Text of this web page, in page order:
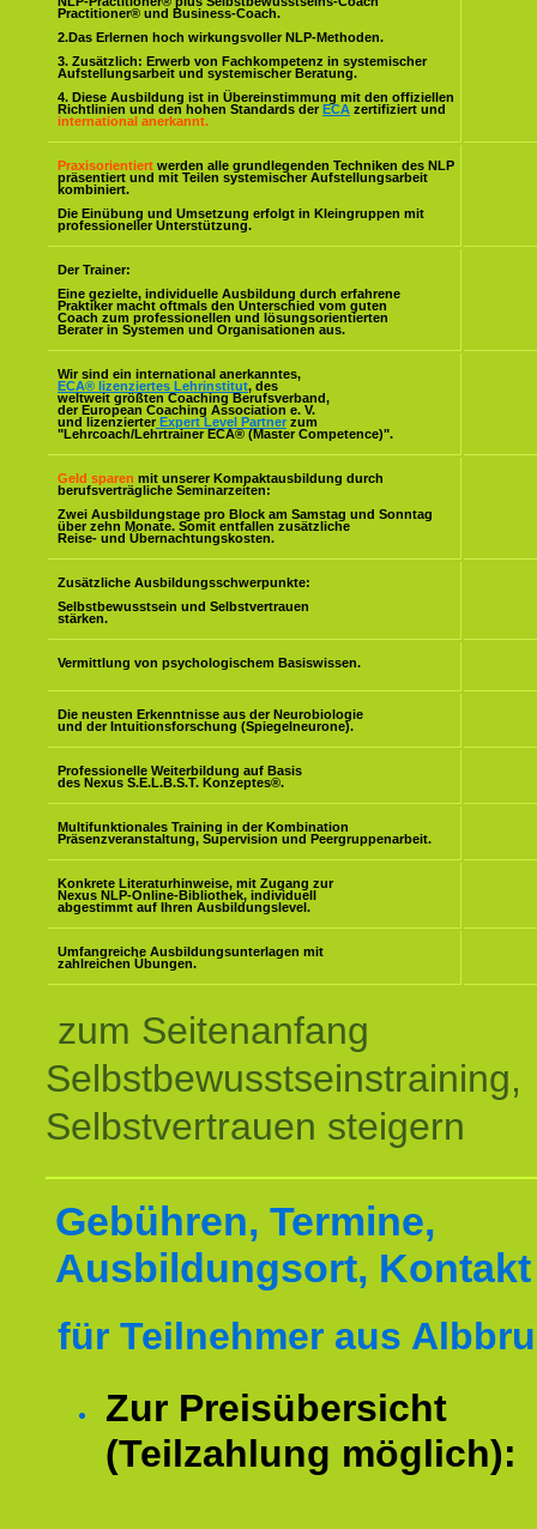
Practitioner® und Business-Coach.
2.Das Erlernen hoch wirkungsvoller NLP-Methoden.
3. Zusätzlich: Erwerb von Fachkompetenz in systemischer
Aufstellungsarbeit und systemischer Beratung.
4. Diese Ausbildung ist in Übereinstimmung mit den offiziellen
Richtlinien und den hohen Standards der ECA zertifiziert und
international anerkannt.
Praxisorientiert werden alle grundlegenden Techniken des NLP
präsentiert und mit Teilen systemischer Aufstellungsarbeit
kombiniert.
Die Einübung und Umsetzung erfolgt in Kleingruppen mit
professioneller Unterstützung.
Der Trainer:
Eine gezielte, individuelle Ausbildung durch erfahrene
Praktiker macht oftmals den Unterschied vom guten
Coach zum professionellen und lösungsorientierten
Berater in Systemen und Organisationen aus.
Wir sind ein international anerkanntes,
ECA® lizenziertes Lehrinstitut, des
weltweit größten Coaching Berufsverband,
der European Coaching Association e. V.
und lizenzierter Expert Level Partner zum
"Lehrcoach/Lehrtrainer ECA® (Master Competence)".
Geld sparen mit unserer Kompaktausbildung durch
berufsverträgliche Seminarzeiten:
Zwei Ausbildungstage pro Block am Samstag und Sonntag
über zehn Monate. Somit entfallen zusätzliche
Reise- und Übernachtungskosten.
Zusätzliche Ausbildungsschwerpunkte:
Selbstbewusstsein und Selbstvertrauen
stärken.
Vermittlung von psychologischem Basiswissen.
Die neusten Erkenntnisse aus der Neurobiologie
und der Intuitionsforschung (Spiegelneurone).
Professionelle Weiterbildung auf Basis
des Nexus S.E.L.B.S.T. Konzeptes®.
Multifunktionales Training in der Kombination
Präsenzveranstaltung, Supervision und Peergruppenarbeit.
Konkrete Literaturhinweise, mit Zugang zur
Nexus NLP-Online-Bibliothek, individuell
abgestimmt auf Ihren Ausbildungslevel.
Umfangreiche Ausbildungsunterlagen mit
zahlreichen Übungen.
zum Seitenanfang
Selbstbewusstseinstraining,
Selbstvertrauen steigern
Gebühren, Termine,
Ausbildungsort, Kontakt
für Teilnehmer aus
Zur Preisübersicht
(Teilzahlung möglich):